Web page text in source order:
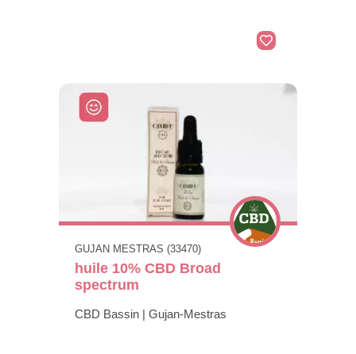
GUJAN MESTRAS (33470)
huile 10% CBD Broad
spectrum
CBD Bassin | Gujan-Mestras